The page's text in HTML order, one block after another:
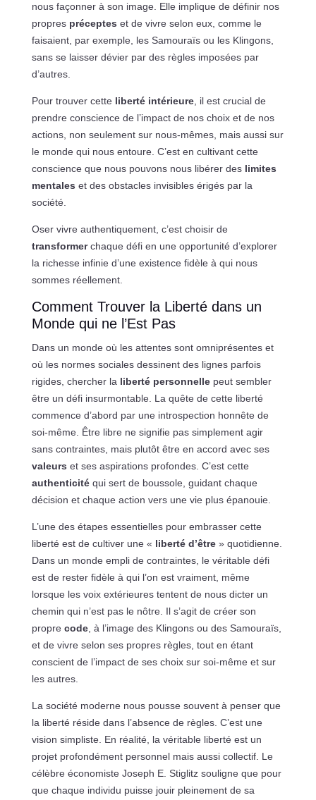
nous façonner à son image. Elle implique de définir nos
propres préceptes et de vivre selon eux, comme le
faisaient, par exemple, les Samouraïs ou les Klingons,
sans se laisser dévier par des règles imposées par
d’autres.
Pour trouver cette liberté intérieure, il est crucial de
prendre conscience de l’impact de nos choix et de nos
actions, non seulement sur nous-mêmes, mais aussi sur
le monde qui nous entoure. C’est en cultivant cette
conscience que nous pouvons nous libérer des limites
mentales et des obstacles invisibles érigés par la
société.
Oser vivre authentiquement, c’est choisir de
transformerchaque défi en une opportunité d’explorer
la richesse infinie d’une existence fidèle à qui nous
sommes réellement.
Comment Trouver la Liberté dans un
Monde qui ne l’Est Pas
Dans un monde où les attentes sont omniprésentes et
où les normes sociales dessinent des lignes parfois
rigides, chercher la liberté personnellepeut sembler
être un défi insurmontable. La quête de cette liberté
commence d’abord par une introspection honnête de
soi-même. Être libre ne signifie pas simplement agir
sans contraintes, mais plutôt être en accord avec ses
valeurs et ses aspirations profondes. C’est cette
authenticitéqui sert de boussole, guidant chaque
décision et chaque action vers une vie plus épanouie.
L’une des étapes essentielles pour embrasser cette
liberté est de cultiver une « liberté d’être» quotidienne.
Dans un monde empli de contraintes, le véritable défi
est de rester fidèle à qui l’on est vraiment, même
lorsque les voix extérieures tentent de nous dicter un
chemin qui n’est pas le nôtre. Il s’agit de créer son
propre code, à l’image des Klingons ou des Samouraïs,
et de vivre selon ses propres règles, tout en étant
conscient de l’impact de ses choix sur soi-même et sur
les autres.
La société moderne nous pousse souvent à penser que
la liberté réside dans l’absence de règles. C’est une
vision simpliste. En réalité, la véritable liberté est un
projet profondément personnel mais aussi collectif. Le
célèbre économiste Joseph E. Stiglitz souligne que pour
que chaque individu puisse jouir pleinement de sa